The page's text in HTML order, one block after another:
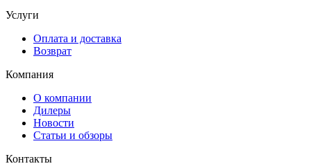
Услуги
Оплата и доставка
Возврат
Компания
О компании
Дилеры
Новости
Статьи и обзоры
Контакты